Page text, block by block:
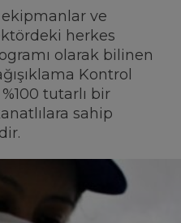
ekipmanlar ve
herkes
olarak bilinen
Kontrol
tutarlı bir
sahip